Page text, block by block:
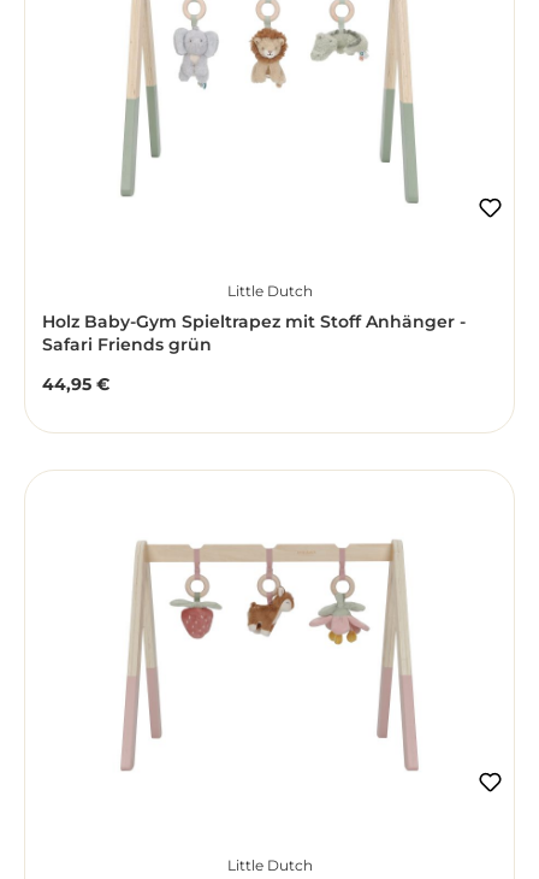
Little Dutch
Holz Baby-Gym Spieltrapez mit Stoff Anhänger -
Safari Friends grün
Regulärer Preis:
44,95 €
Little Dutch